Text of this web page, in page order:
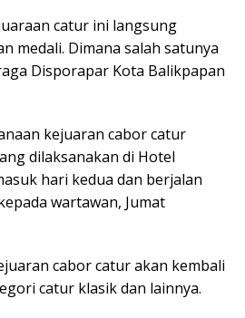
catur ini langsung
medali. Dimana salah satunya
Disporapar Kota Balikpapan
kejuaran cabor catur
dilaksanakan di Hotel
hari kedua dan berjalan
wartawan, Jumat
cabor catur akan kembali
catur klasik dan lainnya.